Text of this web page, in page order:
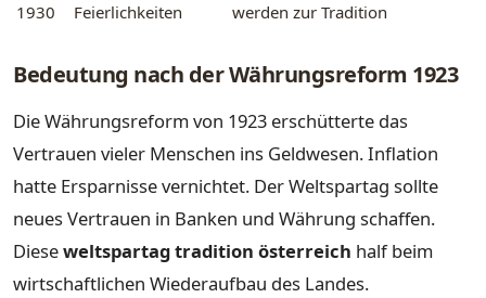
1930
Feierlichkeiten
werden zur Tradition
Bedeutung nach der Währungsreform 1923
Die Währungsreform von 1923 erschütterte das
Vertrauen vieler Menschen ins Geldwesen. Inflation
hatte Ersparnisse vernichtet. Der Weltspartag sollte
neues Vertrauen in Banken und Währung schaffen.
Dieseweltspartag tradition österreich half beim
wirtschaftlichen Wiederaufbau des Landes.